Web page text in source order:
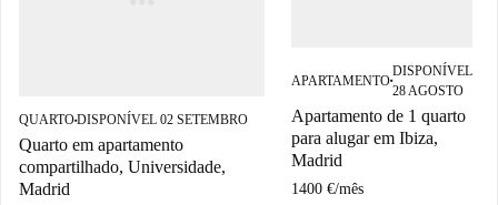
QUARTO■DISPONÍVEL 02 SETEMBRO
Quarto em apartamento
compartilhado, Universidade,
Madrid
APARTAMENTO■
DISPONÍVEL
28 AGOSTO
Apartamento de 1 quarto
para alugar em Ibiza,
Madrid
1400 €/mês